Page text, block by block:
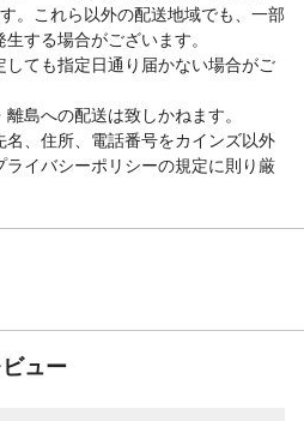
。これら以外の配送地域でも、一部
する場合がございます。
ても指定日通り届かない場合がご
島への配送は致しかねます。
名、住所、電話番号をカインズ以外
イバシーポリシーの規定に則り厳
ュー